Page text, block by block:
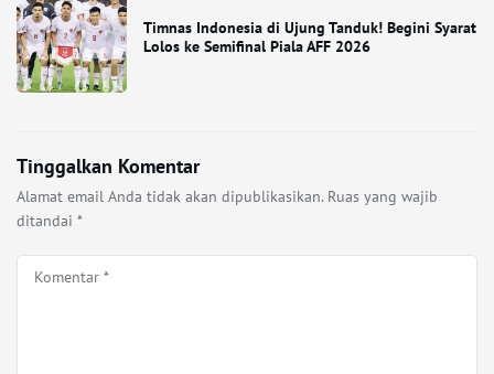
Timnas Indonesia di Ujung Tanduk! Begini Syarat
Lolos ke Semifinal Piala AFF 2026
Tinggalkan Komentar
Alamat email Anda tidak akan dipublikasikan. Ruas yang wajib
ditandai *